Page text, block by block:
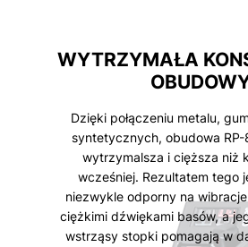
WYTRZYMAŁA
Dzięki połączeniu metalu,
syntetycznych, obudowa
wytrzymalsza i cięższa niż
wcześniej. Rezultatem tego
niezwykle odporny na
ciężkimi dźwiękami basów, a
wstrząsy stopki pomagają w